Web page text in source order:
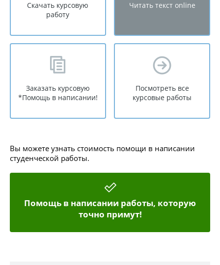
Скачать курсовую
работу
Читать текст online
Заказать курсовую
*Помощь в написании!
Посмотреть все
курсовые работы
Вы можете узнать стоимость помощи в написании
студенческой работы.
Помощь в написании работы, которую
точно примут!